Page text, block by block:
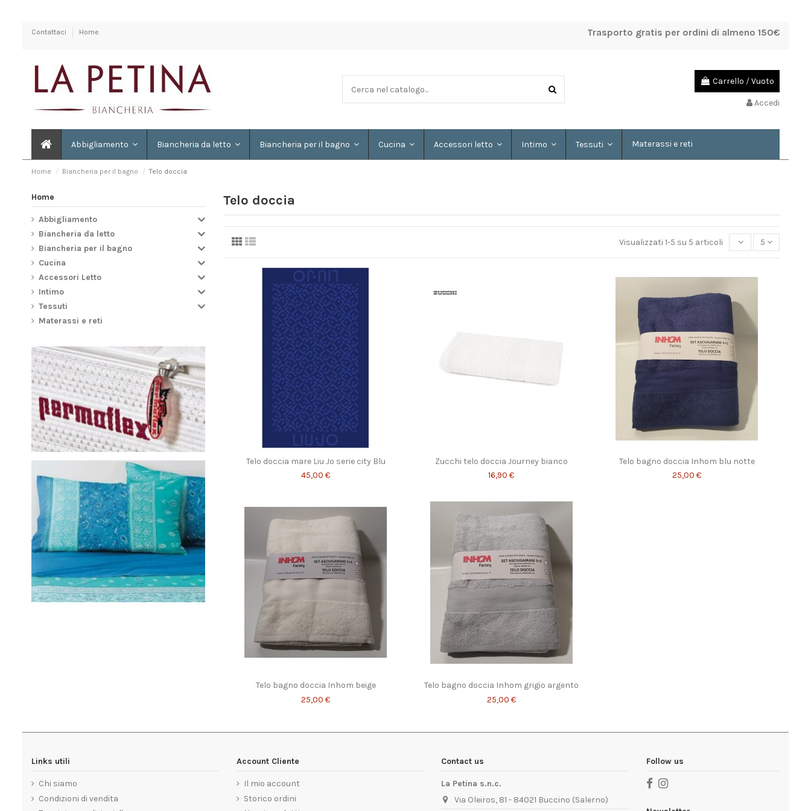
Contattaci Home Trasporto gratis per ordini di almeno 150€
Carrello /Vuoto
Accedi
Abbigliamento Biancheria da letto Biancheria per il bagno Cucina Accessori letto Intimo Tessuti Materassi e reti
Home Biancheria per il bagno Telo doccia
Telo doccia
Visualizzati 1-5 su 5 articoli 5
Telo doccia mare Liu Jo serie city Blu
45,00 €
Zucchi telo doccia Journey bianco
16,90 €
Telo bagno doccia Inhom blu notte
25,00 €
Telo bagno doccia Inhom beige
25,00 €
Telo bagno doccia Inhom grigio argento
25,00 €
Home
Abbigliamento
Biancheria da letto
Biancheria per il bagno
Cucina
Accessori Letto
Intimo
Tessuti
Materassi e reti
Links utili
Chi siamo
Condizioni di vendita
Account Cliente
Il mio account
Storico ordini
Contact us
La Petina s.n.c.
Via Oleiros, 81 - 84021 Buccino (Salerno)
Follow us